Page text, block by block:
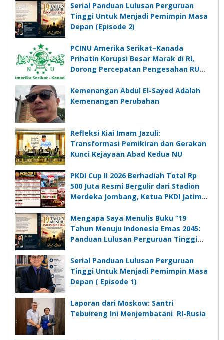
Serial Panduan Lulusan Perguruan
Tinggi Untuk Menjadi Pemimpin Masa
Depan (Episode 2)
PCINU Amerika Serikat–Kanada
Prihatin Korupsi Besar Marak di RI,
Dorong Percepatan Pengesahan RUU
Kemenangan Abdul El-Sayed Adalah
Kemenangan Perubahan
Refleksi Kiai Imam Jazuli:
Transformasi Pemikiran dan Gerakan
Kunci Kejayaan Abad Kedua NU
PKDI Cup II 2026 Berhadiah Total Rp
500 Juta Resmi Bergulir dari Stadion
Merdeka Jombang, Ketua PKDI Jatim:
Komunikasi Kades untuk Memajukan
Desa
Mengapa Saya Menulis Buku “19
Tahun Menuju Indonesia Emas 2045:
Panduan Lulusan Perguruan Tinggi
Depan”?
Serial Panduan Lulusan Perguruan
Tinggi Untuk Menjadi Pemimpin Masa
Depan ( Episode 1)
Laporan dari Moskow: Santri
Tebuireng Ini Menjembatani RI-Rusia